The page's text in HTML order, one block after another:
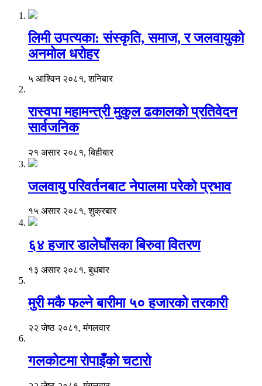
लिमी उपत्यका: संस्कृति, समाज, र जलवायुको
अनमोल धरोहर
५ आश्विन २०८१, शनिबार
रास्वपा महामन्त्री मुकुल ढकालको प्रतिवेदन
सार्वजनिक
२१ असार २०८१, बिहीबार
जलवायु परिवर्तनबाट नेपालमा परेको प्रभाव
१५ असार २०८१, शुक्रबार
६४ हजार डालेघाँसका बिरुवा वितरण
१३ असार २०८१, बुधबार
मुरी मकै फल्ने बारीमा ५० हजारको तरकारी
२२ जेष्ठ २०८१, मंगलवार
गलकोटमा रोपाइँको चटारो